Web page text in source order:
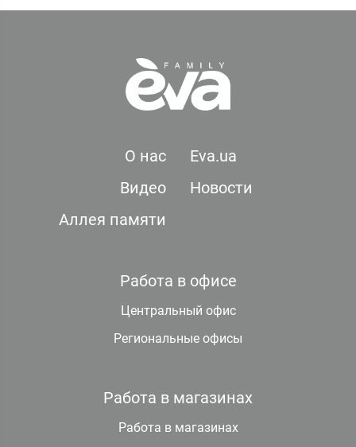
О нас
Eva.ua
Видео
Новости
Аллея памяти
Работа в офисе
Центральный офис
Региональные офисы
Работа в магазинах
Работа в магазинах